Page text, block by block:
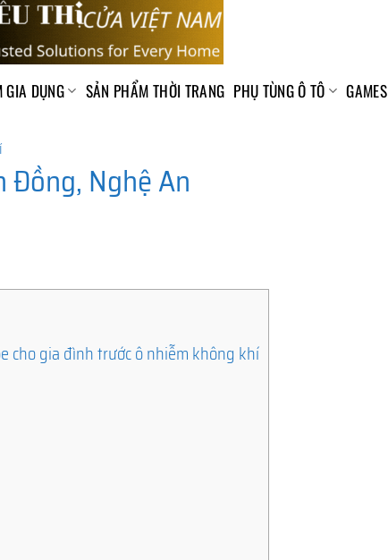
GIA DỤNG SẢN PHẨM THỜI TRANG PHỤ TÙNG Ô TÔ GAMES
Đồng, Nghệ An
cho gia đình trước ô nhiễm không khí